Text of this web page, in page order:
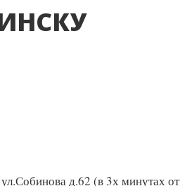
д.62 (в 3х минутах от